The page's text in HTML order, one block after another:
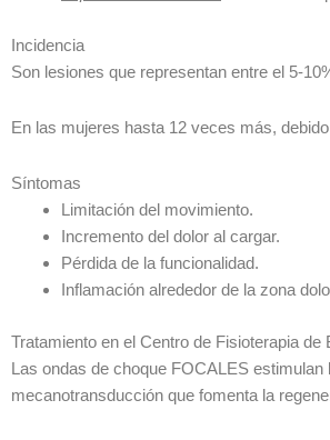
Incidencia
Son lesiones que representan entre el 5-
En las mujeres hasta 12 veces más,
Síntomas
Limitación del movimiento.
Incremento del dolor al cargar.
Pérdida de la funcionalidad.
Inflamación alrededor de la zona
Tratamiento en el Centro de Fisioterapia de
Las ondas de choque FOCALES
mecanotransducción que fomenta la